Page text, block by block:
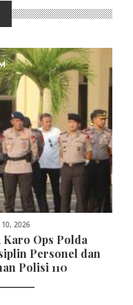
10, 2026
Karo Ops Polda
Personel dan
Polisi 110